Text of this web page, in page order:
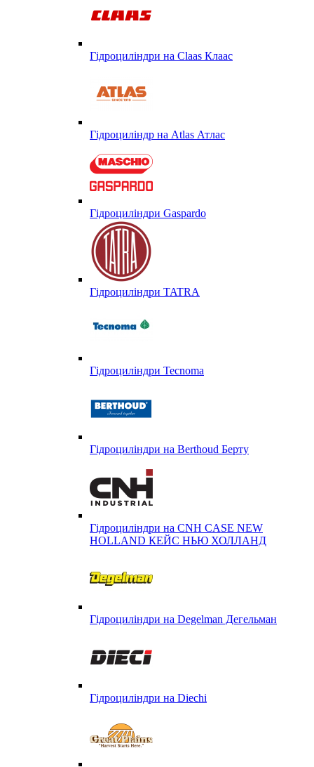
Гідроциліндри на Claas Клаас
Гідроциліндр на Atlas Атлас
Гідроциліндри Gaspardo
Гідроциліндри TATRA
Гідроциліндри Tecnoma
Гідроциліндри на Berthoud Берту
Гідроциліндри на CNH CASE NEW
HOLLAND КЕЙС НЬЮ ХОЛЛАНД
Гідроциліндри на Degelman Дегельман
Гідроциліндри на Diechi